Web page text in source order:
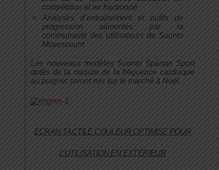
compétition et en fractionné
Analyses d’entraînement et outils de
progression alimentés par la
communauté des utilisateurs de Suunto
Movescount
Les nouveaux modèles Suunto Spartan Sport
dotés de la mesure de la fréquence cardiaque
au poignet seront mis sur le marché à Noël.
ÉCRAN TACTILE COULEUR OPTIMISÉ POUR
L’UTILISATION EN EXTÉRIEUR